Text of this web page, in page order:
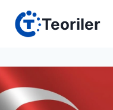
content
Teoriler